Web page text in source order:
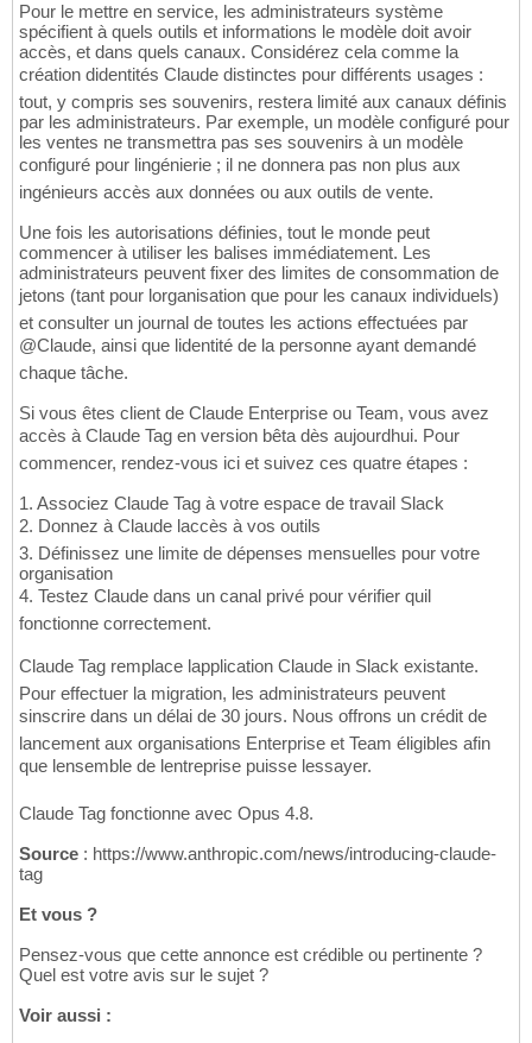
Pour le mettre en service, les administrateurs système
spécifient à quels outils et informations le modèle doit avoir
accès, et dans quels canaux. Considérez cela comme la
création didentités Claude distinctes pour différents usages :
tout, y compris ses souvenirs, restera limité aux canaux définis
par les administrateurs. Par exemple, un modèle configuré pour
les ventes ne transmettra pas ses souvenirs à un modèle
configuré pour lingénierie ; il ne donnera pas non plus aux
ingénieurs accès aux données ou aux outils de vente.
Une fois les autorisations définies, tout le monde peut
commencer à utiliser les balises immédiatement. Les
administrateurs peuvent fixer des limites de consommation de
jetons (tant pour lorganisation que pour les canaux individuels)
et consulter un journal de toutes les actions effectuées par
@Claude, ainsi que lidentité de la personne ayant demandé
chaque tâche.
Si vous êtes client de Claude Enterprise ou Team, vous avez
accès à Claude Tag en version bêta dès aujourdhui. Pour
commencer, rendez-vous ici et suivez ces quatre étapes :
1. Associez Claude Tag à votre espace de travail Slack
2. Donnez à Claude laccès à vos outils
3. Définissez une limite de dépenses mensuelles pour votre
organisation
4. Testez Claude dans un canal privé pour vérifier quil
fonctionne correctement.
Claude Tag remplace lapplication Claude in Slack existante.
Pour effectuer la migration, les administrateurs peuvent
sinscrire dans un délai de 30 jours. Nous offrons un crédit de
lancement aux organisations Enterprise et Team éligibles afin
que lensemble de lentreprise puisse lessayer.
Claude Tag fonctionne avec Opus 4.8.
Source : https://www.anthropic.com/news/introducing-claude-
tag
Et vous ?
Pensez-vous que cette annonce est crédible ou pertinente ?
Quel est votre avis sur le sujet ?
Voir aussi :